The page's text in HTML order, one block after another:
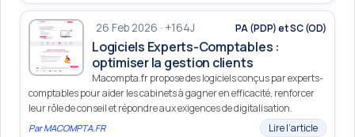
26 Feb 2026 · +164J PA (PDP) et SC (OD)
Logiciels Experts-Comptables :
optimiser la gestion clients
Macompta.fr propose des logiciels conçus par experts-
comptables pour aider les cabinets à gagner en efficacité, renforcer
leur rôle de conseil et répondre aux exigences de digitalisation.
ParMACOMPTA.FR Lire l’article